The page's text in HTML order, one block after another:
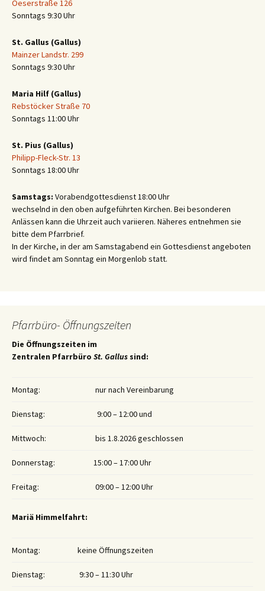
Oeserstraße 126
Sonntags 9:30 Uhr
St. Gallus (Gallus)
Mainzer Landstr. 299
Sonntags 9:30 Uhr
Maria Hilf (Gallus)
Rebstöcker Straße 70
Sonntags 11:00 Uhr
St. Pius (Gallus)
Philipp-Fleck-Str. 13
Sonntags 18:00 Uhr
Samstags: Vorabendgottesdienst 18:00 Uhr
wechselnd in den oben aufgeführten Kirchen. Bei besonderen
Anlässen kann die Uhrzeit auch variieren. Näheres entnehmen sie
bitte dem Pfarrbrief.
In der Kirche, in der am Samstagabend ein Gottesdienst angeboten
wird findet am Sonntag ein Morgenlob statt.
Pfarrbüro- Öffnungszeiten
Die Öffnungszeiten im
Zentralen Pfarrbüro St. Gallus sind:
Montag: nur nach Vereinbarung
Dienstag: 9:00 – 12:00 und
Mittwoch: bis 1.8.2026 geschlossen
Donnerstag: 15:00 – 17:00 Uhr
Freitag: 09:00 – 12:00 Uhr
Mariä Himmelfahrt:
Montag: keine Öffnungszeiten
Dienstag: 9:30 – 11:30 Uhr